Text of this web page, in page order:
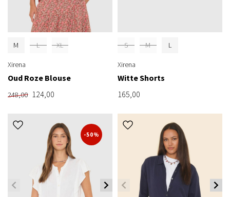
M L XL
Xirena
Oud Roze Blouse
248,00 124,00
S M L
Xirena
Witte Shorts
165,00
-50%